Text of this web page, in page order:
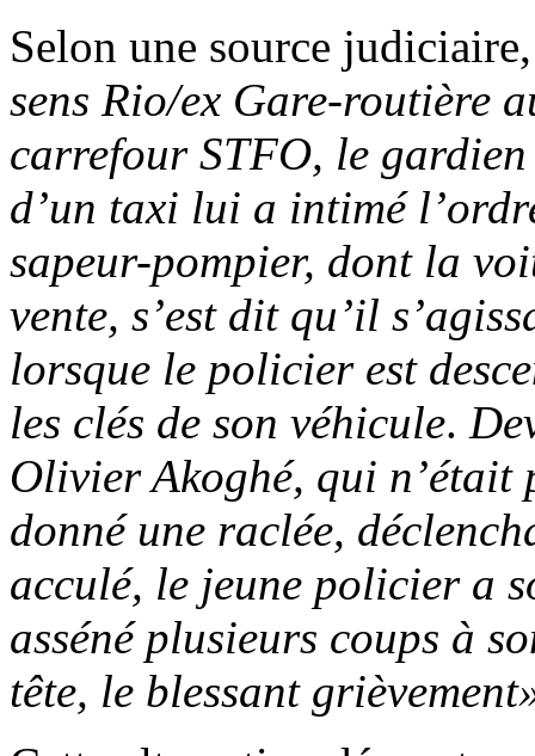
Selon une source
sens Rio/ex Gare-routière
carrefour STFO, le
d’un taxi lui a intimé
sapeur-pompier, dont la
vente, s’est dit qu’il
lorsque le policier est
les clés de son véhicule.
Olivier Akoghé, qui n’était
donné une raclée,
acculé, le jeune policier a
asséné plusieurs coups à
tête, le blessant